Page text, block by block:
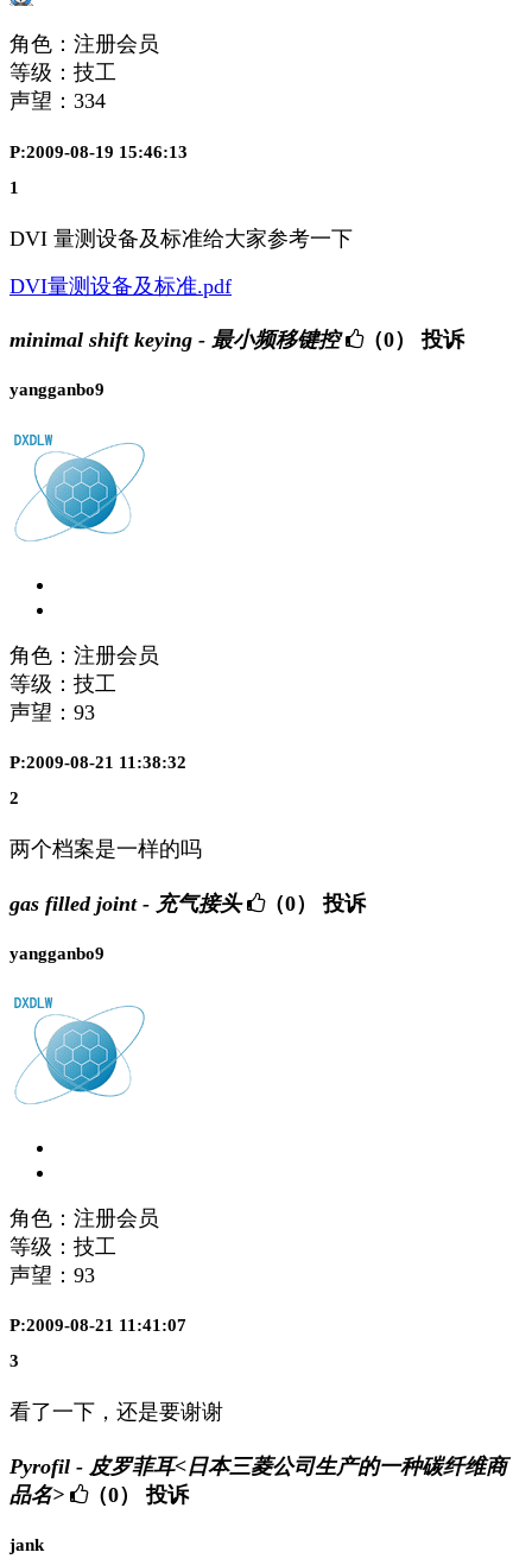
角色：注册会员
等级：技工
声望： 334
P:2009-08-19 15:46:13
1
DVI 量测设备及标准给大家参考一下
DVI量测设备及标准.pdf
minimal shift keying - 最小频移键控 （0） 投诉
yangganbo9
角色：注册会员
等级：技工
声望： 93
P:2009-08-21 11:38:32
2
两个档案是一样的吗
gas filled joint - 充气接头 （0） 投诉
yangganbo9
角色：注册会员
等级：技工
声望： 93
P:2009-08-21 11:41:07
3
看了一下，还是要谢谢
Pyrofil - 皮罗菲耳<日本三菱公司生产的一种碳纤维商
品名>
（0） 投诉
jank